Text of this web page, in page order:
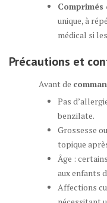
Comprimés
unique, à
médical si
Précautions et
Avant de
Pas
benzilate.
Grossesse
topique
Âge :
aux enfants
Affections